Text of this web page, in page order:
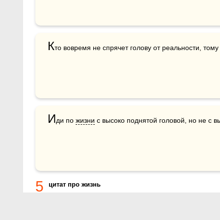
Кто вовремя не спрячет голову от реальности,
Иди по жизни с высоко поднятой головой, но не с
5 цитат про жизнь